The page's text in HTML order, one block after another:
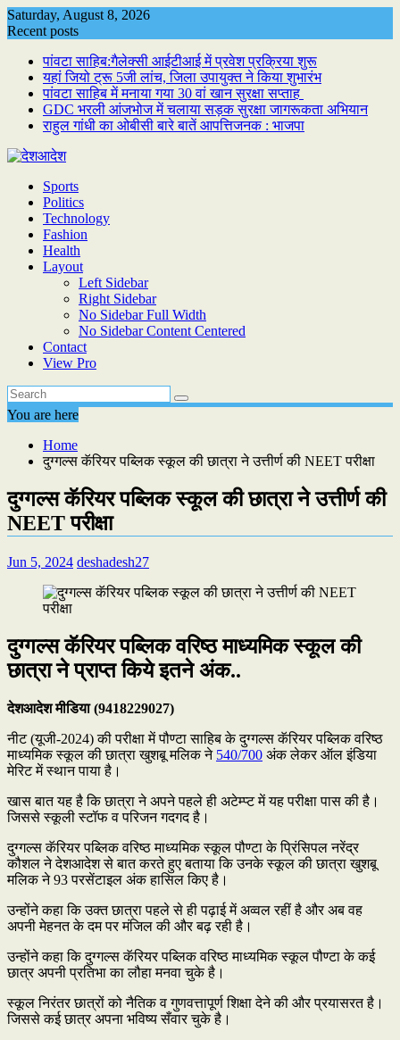
Skip
to
Saturday, August 8, 2026
Recent posts
पांवटा साहिब:गैलेक्सी आईटीआई में प्रवेश प्रक्रिया शुरू
यहां जियो ट्रू 5जी लांच, जिला उपायुक्त ने किया शुभारंभ
पांवटा साहिब में मनाया गया 30 वां खान सुरक्षा सप्ताह
GDC भरली आंजभोज में चलाया सड़क सुरक्षा जागरूकता अभियान
राहुल गांधी का ओबीसी बारे बातें आपत्तिजनक : भाजपा
Sports
Politics
Technology
Fashion
Health
Layout
Left Sidebar
Right Sidebar
No Sidebar Full Width
No Sidebar Content Centered
Contact
View Pro
You are here
Home
दुग्गल्स कॅरियर पब्लिक स्कूल की छात्रा ने उत्तीर्ण की NEET परीक्षा
दुग्गल्स कॅरियर पब्लिक स्कूल की छात्रा ने उत्तीर्ण की
NEET परीक्षा
Jun 5, 2024 deshadesh27
दुग्गल्स कॅरियर पब्लिक वरिष्ठ माध्यमिक स्कूल की
छात्रा ने प्राप्त किये इतने अंक..
देशआदेश मीडिया (9418229027)
नीट (यूजी-2024) की परीक्षा में पौण्टा साहिब के दुग्गल्स कॅरियर पब्लिक वरिष्ठ
माध्यमिक स्कूल की छात्रा खुशबू मलिक ने 540/700 अंक लेकर ऑल इंडिया
मेरिट में स्थान पाया है।
खास बात यह है कि छात्रा ने अपने पहले ही अटेम्प्ट में यह परीक्षा पास की है।
जिससे स्कूली स्टॉफ व परिजन गदगद है।
दुग्गल्स कॅरियर पब्लिक वरिष्ठ माध्यमिक स्कूल पौण्टा के प्रिंसिपल नरेंद्र
कौशल ने देशआदेश से बात करते हुए बताया कि उनके स्कूल की छात्रा खुशबू
मलिक ने 93 परसेंटाइल अंक हासिल किए है।
उन्होंने कहा कि उक्त छात्रा पहले से ही पढ़ाई में अव्वल रहीं है और अब वह
अपनी मेहनत के दम पर मंजिल की और बढ़ रही है।
उन्होंने कहा कि दुग्गल्स कॅरियर पब्लिक वरिष्ठ माध्यमिक स्कूल पौण्टा के कई
छात्र अपनी प्रतिभा का लौहा मनवा चुके है।
स्कूल निरंतर छात्रों को नैतिक व गुणवत्तापूर्ण शिक्षा देने की और प्रयासरत है।
जिससे कई छात्र अपना भविष्य सँवार चुके है।